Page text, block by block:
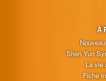
À
Shen Yun
La vie
Fiche